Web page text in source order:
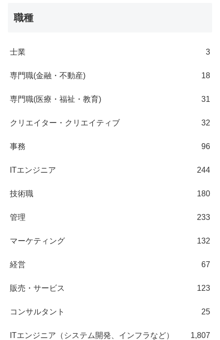
職種
士業 3
専門職(金融・不動産) 18
専門職(医療・福祉・教育) 31
クリエイター・クリエイティブ 32
事務 96
ITエンジニア 244
技術職 180
管理 233
マーケティング 132
経営 67
販売・サービス 123
コンサルタント 25
ITエンジニア（システム開発、インフラなど） 1,807